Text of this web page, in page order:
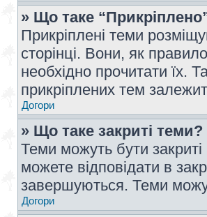
» Що таке
Прикріплені теми
сторінці. Вони, як
необхідно прочитати їх.
прикріплених тем
Догори
» Що таке закриті теми?
Теми можуть бути
можете відповідати в
завершуються. Теми
Догори